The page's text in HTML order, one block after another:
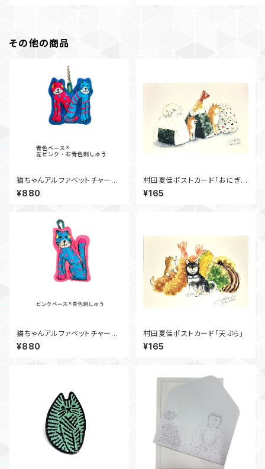
その他の商品
猫ちゃんアルファベットチャー
ム M②
¥880
村田夏佳ポストカード「おにぎ
り」
¥165
猫ちゃんアルファベットチャー
ム N
¥880
村田夏佳ポストカード「天ぷら」
¥165